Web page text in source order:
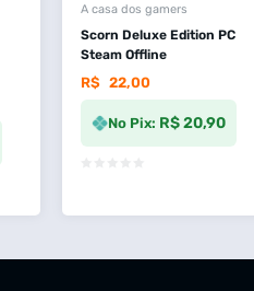
A casa dos gamers
Scorn Deluxe Edition PC
Steam Offline
R$ 22,00
No Pix: R$ 20,90